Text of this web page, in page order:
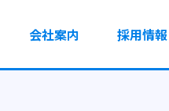
会社案内 採用情報